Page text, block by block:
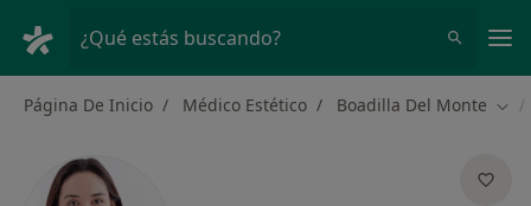
¿Qué estás buscando?
Página De Inicio Médico Estético Boadilla Del Monte